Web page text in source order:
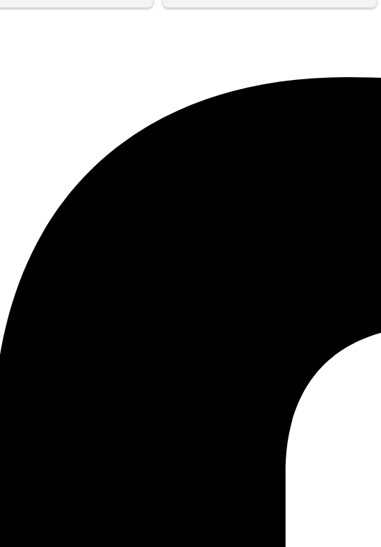
c'era un cablaggio di
in molte altre aziende.Per
esperienza oltre al prodotto
il titolare e tutto il servizio di
al TOP.Serieta' e
in questa azienda sono
giorno.Bravi!!
consigliato....complimenti..this is top